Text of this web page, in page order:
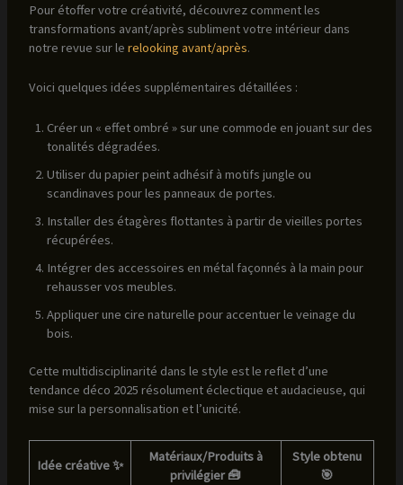
Pour étoffer votre créativité, découvrez comment les
transformations avant/après subliment votre intérieur dans
notre revue sur le relooking avant/après.
Voici quelques idées supplémentaires détaillées :
Créer un « effet ombré » sur une commode en jouant sur des
tonalités dégradées.
Utiliser du papier peint adhésif à motifs jungle ou
scandinaves pour les panneaux de portes.
Installer des étagères flottantes à partir de vieilles portes
récupérées.
Intégrer des accessoires en métal façonnés à la main pour
rehausser vos meubles.
Appliquer une cire naturelle pour accentuer le veinage du
bois.
Cette multidisciplinarité dans le style est le reflet d’une
tendance déco 2025 résolument éclectique et audacieuse, qui
mise sur la personnalisation et l’unicité.
Idée créative ✨
Matériaux/Produits à
privilégier 🧰
Style obtenu
🎯